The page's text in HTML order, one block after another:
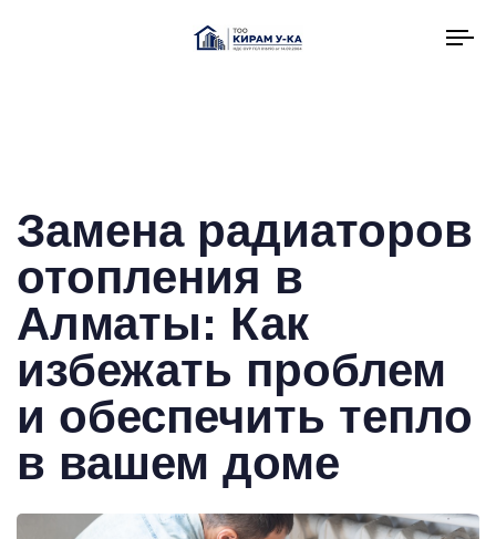
Замена радиаторов
отопления в
Алматы: Как
избежать проблем
и обеспечить тепло
в вашем доме